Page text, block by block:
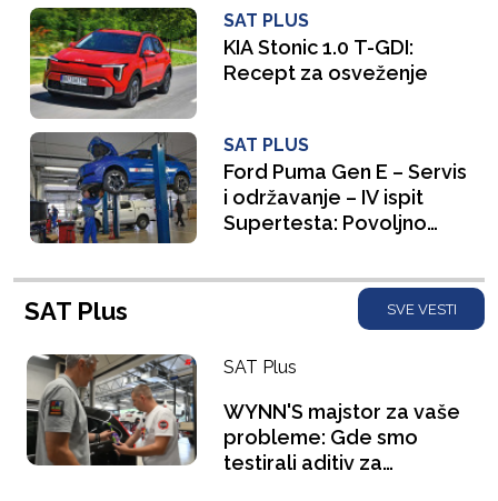
SAT PLUS
KIA Stonic 1.0 T-GDI:
Recept za osveženje
SAT PLUS
Ford Puma Gen E – Servis
i održavanje – IV ispit
Supertesta: Povoljno
SAT Plus SVE VESTI
SAT Plus
WYNN'S majstor za vaše
probleme: Gde smo
testirali aditiv za